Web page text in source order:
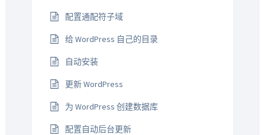
配置通配符子域
给 WordPress 自己的目录
自动安装
更新 WordPress
为 WordPress 创建数据库
配置自动后台更新